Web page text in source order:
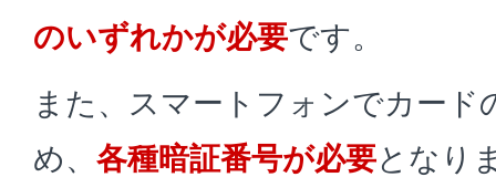
のいずれかが必要です。
また、スマートフォンでカード
め、 各種暗証番号が必要となり